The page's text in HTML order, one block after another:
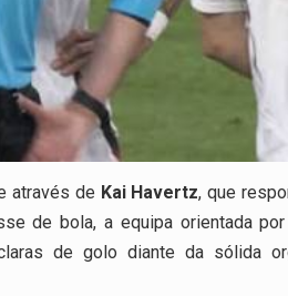
através de Kai Havertz, que
de bola, a equipa orientada por
de golo diante da sólida